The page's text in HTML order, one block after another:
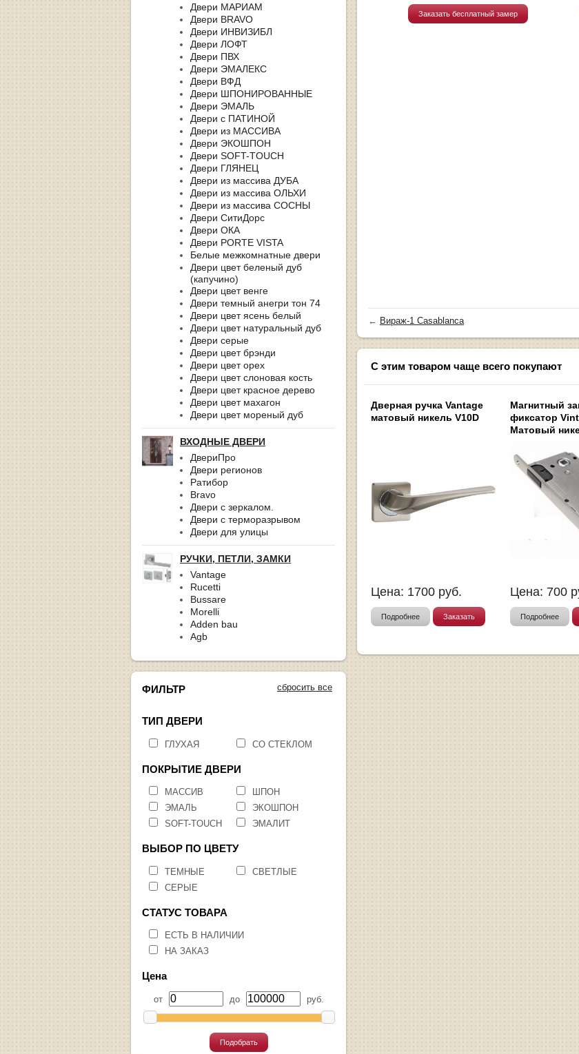
Двери МАРИАМ
Двери BRAVO
Двери ИНВИЗИБЛ
Двери ЛОФТ
Двери ПВХ
Двери ЭМАЛЕКС
Двери ВФД
Двери ШПОНИРОВАННЫЕ
Двери ЭМАЛЬ
Двери с ПАТИНОЙ
Двери из МАССИВА
Двери ЭКОШПОН
Двери SOFT-TOUCH
Двери ГЛЯНЕЦ
Двери из массива ДУБА
Двери из массива ОЛЬХИ
Двери из массива СОСНЫ
Двери СитиДорс
Двери ОКА
Двери PORTE VISTA
Белые межкомнатные двери
Двери цвет беленый дуб
(капучино)
Двери цвет венге
Двери темный анегри тон 74
Двери цвет ясень белый
Двери цвет натуральный дуб
Двери серые
Двери цвет брэнди
Двери цвет орех
Двери цвет слоновая кость
Двери цвет красное дерево
Двери цвет махагон
Двери цвет мореный дуб
ВХОДНЫЕ ДВЕРИ
ДвериПро
Двери регионов
Ратибор
Bravo
Двери с зеркалом.
Двери с терморазрывом
Двери для улицы
РУЧКИ, ПЕТЛИ, ЗАМКИ
Vantage
Rucetti
Bussare
Morelli
Adden bau
Agb
сбросить все
ФИЛЬТР
ТИП ДВЕРИ
ГЛУХАЯ СО СТЕКЛОМ
ПОКРЫТИЕ ДВЕРИ
МАССИВ
ШПОН
ЭМАЛЬ
ЭКОШПОН
SOFT-TOUCH
ЭМАЛИТ
ВЫБОР ПО ЦВЕТУ
ТЕМНЫЕ
СВЕТЛЫЕ
СЕРЫЕ
СТАТУС ТОВАРА
ЕСТЬ В НАЛИЧИИ
НА ЗАКАЗ
Цена
от до руб.
Подобрать
Заказать бесплатный замер
← Вираж-1 Casablanca
С этим товаром чаще всего покупают
Дверная ручка Vantage
матовый никель V10D
Цена: 1700 руб.
Подробнее Заказать
Магнитный
фиксатор
Матовый
Цена: 700
Подробнее